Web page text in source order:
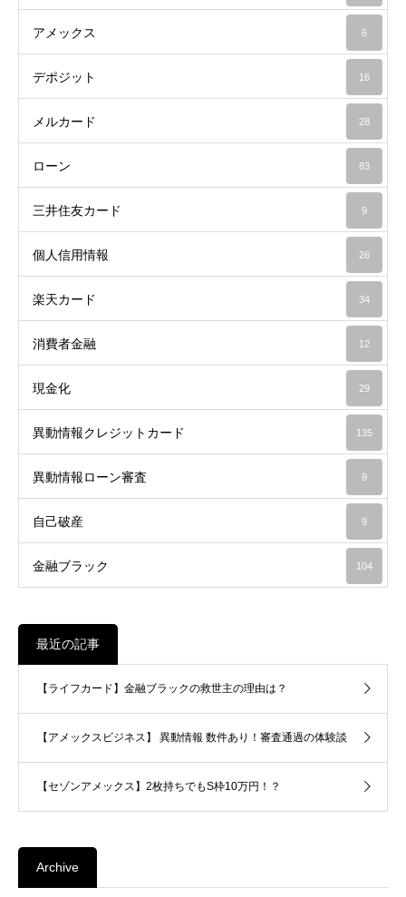
アメックス 6
デポジット 16
メルカード 28
ローン 83
三井住友カード 9
個人信用情報 26
楽天カード 34
消費者金融 12
現金化 29
異動情報クレジットカード 135
異動情報ローン審査 9
自己破産 9
金融ブラック 104
最近の記事
【ライフカード】金融ブラックの救世主の理由は？
【アメックスビジネス】 異動情報 数件あり！審査通過の体験談
【セゾンアメックス】2枚持ちでもS枠10万円！？
Archive